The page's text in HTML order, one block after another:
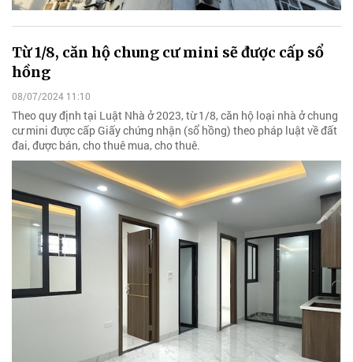
Từ 1/8, căn hộ chung cư mini sẽ được cấp sổ
hồng
08/07/2024 11:10
Theo quy định tại Luật Nhà ở 2023, từ 1/8, căn hộ loại nhà ở chung
cư mini được cấp Giấy chứng nhận (sổ hồng) theo pháp luật về đất
đai, được bán, cho thuê mua, cho thuê.